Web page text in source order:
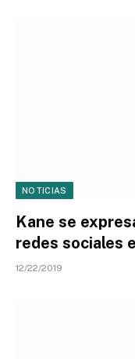
NOTICIAS
Kane se
redes sociales
12/22/2019